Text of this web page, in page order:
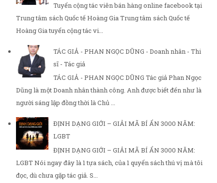
Tuyển cộng tác viên bán hàng online facebook tại
Trung tâm sách Quốc tế Hoàng Gia Trung tâm sách Quốc tế
Hoàng Gia tuyển cộng tác vi...
TÁC GIẢ - PHAN NGỌC DŨNG - Doanh nhân - Thi
sĩ - Tác giả
TÁC GIẢ - PHAN NGỌC DŨNG Tác giả Phan Ngọc
Dũng là một Doanh nhân thành công. Anh được biết đến như là
người sáng lập đồng thời là Chủ ...
ĐỊNH DẠNG GIỚI – GIẢI MÃ BÍ ẨN 3000 NĂM:
LGBT
ĐỊNH DẠNG GIỚI – GIẢI MÃ BÍ ẨN 3000 NĂM:
LGBT Nói ngay đây là 1 tựa sách, của 1 quyển sách thú vị mà tôi
đọc, dù chưa gặp tác giả. S...